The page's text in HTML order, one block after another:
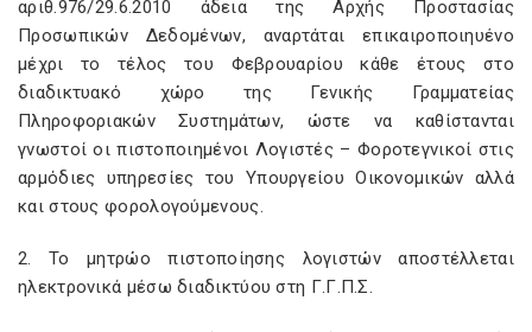
αριθ.976/29.6.2010 άδεια της Αρχής Προστασίας
Προσωπικών Δεδομένων, αναρτάται επικαιροποιηυένο
μέχρι το τέλος του Φεβρουαρίου κάθε έτους στο
διαδικτυακό χώρο της Γενικής Γραμματείας
Πληροφοριακών Συστημάτων, ώστε να καθίστανται
γνωστοί οι πιστοποιημένοι Λογιστές – Φοροτεγνικοί στις
αρμόδιες υπηρεσίες του Υπουργείου Οικονομικών αλλά
και στους φορολογούμενους.
2. Το μητρώο πιστοποίησης λογιστών αποστέλλεται
ηλεκτρονικά μέσω διαδικτύου στη Γ.Γ.Π.Σ.